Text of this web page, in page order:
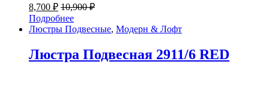
8,700 ₽ 10,900₽
Подробнее
Люстры Подвесные, Модерн & Лофт
Люстра Подвесная 2911/6 RED